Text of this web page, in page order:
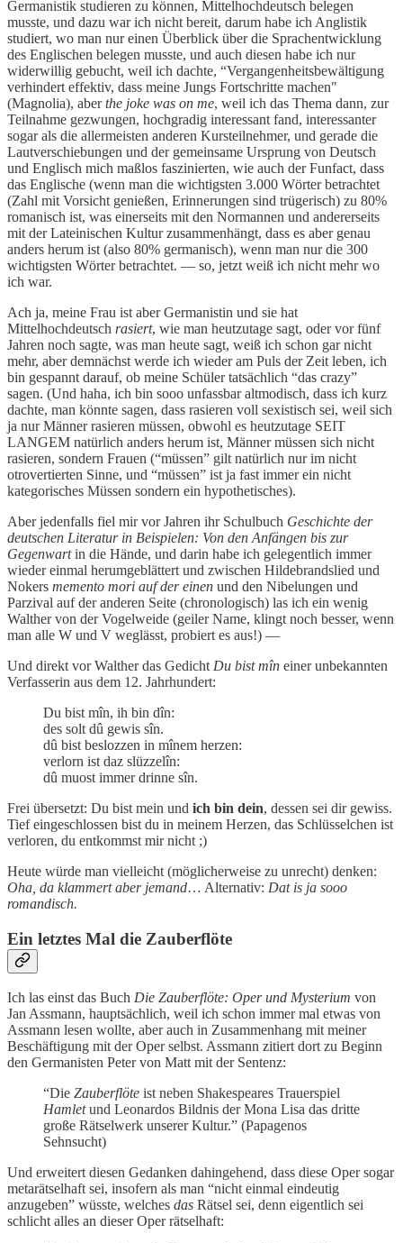
Germanistik studieren zu können, Mittelhochdeutsch belegen
musste, und dazu war ich nicht bereit, darum habe ich Anglistik
studiert, wo man nur einen Überblick über die Sprachentwicklung
des Englischen belegen musste, und auch diesen habe ich nur
widerwillig gebucht, weil ich dachte, “Vergangenheitsbewältigung
verhindert effektiv, dass meine Jungs Fortschritte machen"
(Magnolia), aberthe joke was on me, weil ich das Thema dann, zur
Teilnahme gezwungen, hochgradig interessant fand, interessanter
sogar als die allermeisten anderen Kursteilnehmer, und gerade die
Lautverschiebungen und der gemeinsame Ursprung von Deutsch
und Englisch mich maßlos faszinierten, wie auch der Funfact, dass
das Englische (wenn man die wichtigsten 3.000 Wörter betrachtet
(Zahl mit Vorsicht genießen, Erinnerungen sind trügerisch) zu 80%
romanisch ist, was einerseits mit den Normannen und andererseits
mit der Lateinischen Kultur zusammenhängt, dass es aber genau
anders herum ist (also 80% germanisch), wenn man nur die 300
wichtigsten Wörter betrachtet. — so, jetzt weiß ich nicht mehr wo
ich war.
Ach ja, meine Frau ist aber Germanistin und sie hat
Mittelhochdeutsch rasiert, wie man heutzutage sagt, oder vor fünf
Jahren noch sagte, was man heute sagt, weiß ich schon gar nicht
mehr, aber demnächst werde ich wieder am Puls der Zeit leben, ich
bin gespannt darauf, ob meine Schüler tatsächlich “das crazy”
sagen. (Und haha, ich bin sooo unfassbar altmodisch, dass ich kurz
dachte, man könnte sagen, dass rasieren voll sexistisch sei, weil sich
ja nur Männer rasieren müssen, obwohl es heutzutage SEIT
LANGEM natürlich anders herum ist, Männer müssen sich nicht
rasieren, sondern Frauen (“müssen” gilt natürlich nur im nicht
otrovertierten Sinne, und “müssen” ist ja fast immer ein nicht
kategorisches Müssen sondern ein hypothetisches).
Aber jedenfalls fiel mir vor Jahren ihr Schulbuch Geschichte der
deutschen Literatur in Beispielen: Von den Anfängen bis zur
Gegenwartin die Hände, und darin habe ich gelegentlich immer
wieder einmal herumgeblättert und zwischen Hildebrandslied und
Nokers memento mori auf der einen und den Nibelungen und
Parzival auf der anderen Seite (chronologisch) las ich ein wenig
Walther von der Vogelweide (geiler Name, klingt noch besser, wenn
man alle W und V weglässt, probiert es aus!) —
Und direkt vor Walther das Gedicht Du bist mîn einer unbekannten
Verfasserin aus dem 12. Jahrhundert:
Du bist mîn, ih bin dîn:
des solt dû gewis sîn.
dû bist beslozzen in mînem herzen:
verlorn ist daz slüzzelîn:
dû muost immer drinne sîn.
Frei übersetzt: Du bist mein und ich bin dein, dessen sei dir gewiss.
Tief eingeschlossen bist du in meinem Herzen, das Schlüsselchen ist
verloren, du entkommst mir nicht ;)
Heute würde man vielleicht (möglicherweise zu unrecht) denken:
Oha, da klammert aber jemand… Alternativ: Dat is ja sooo
romandisch.
Ein letztes Mal die Zauberflöte
Ich las einst das Buch Die Zauberflöte: Oper und Mysterium von
Jan Assmann, hauptsächlich, weil ich schon immer mal etwas von
Assmann lesen wollte, aber auch in Zusammenhang mit meiner
Beschäftigung mit der Oper selbst. Assmann zitiert dort zu Beginn
den Germanisten Peter von Matt mit der Sentenz:
“Die Zauberflöte ist neben Shakespeares Trauerspiel
Hamletund Leonardos Bildnis der Mona Lisa das dritte
große Rätselwerk unserer Kultur.” (Papagenos
Sehnsucht)
Und erweitert diesen Gedanken dahingehend, dass diese Oper sogar
metarätselhaft sei, insofern als man “nicht einmal eindeutig
anzugeben” wüsste, welches das Rätsel sei, denn eigentlich sei
schlicht alles an dieser Oper rätselhaft: